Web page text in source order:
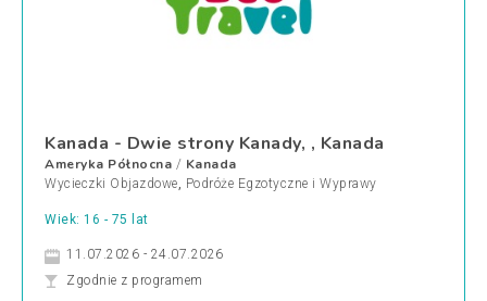
Kanada - Dwie strony Kanady, , Kanada
Ameryka Północna / Kanada
Wycieczki Objazdowe, Podróże Egzotyczne i Wyprawy
Wiek: 16 - 75 lat
11.07.2026 - 24.07.2026
Zgodnie z programem